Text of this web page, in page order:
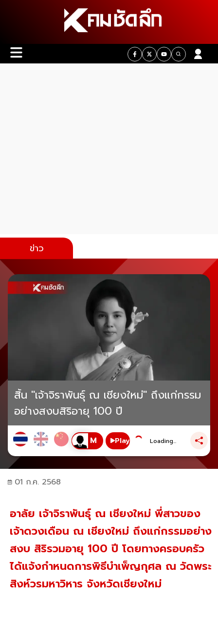
ข่าว
สิ้น "เจ้าจิราพันธุ์ ณ เชียงใหม่" ถึงแก่กรรม
อย่างสงบสิริอายุ 100 ปี
Play Loading...
01 ก.ค. 2568
อาลัย เจ้าจิราพันธุ์ ณ เชียงใหม่ พี่สาวของ
เจ้าดวงเดือน ณ เชียงใหม่ ถึงแก่กรรมอย่าง
สงบ สิริรวมอายุ 100 ปี โดยทางครอบครัว
ได้แจ้งกำหนดการพิธีบำเพ็ญกุศล ณ วัดพระ
สิงห์วรมหาวิหาร จังหวัดเชียงใหม่